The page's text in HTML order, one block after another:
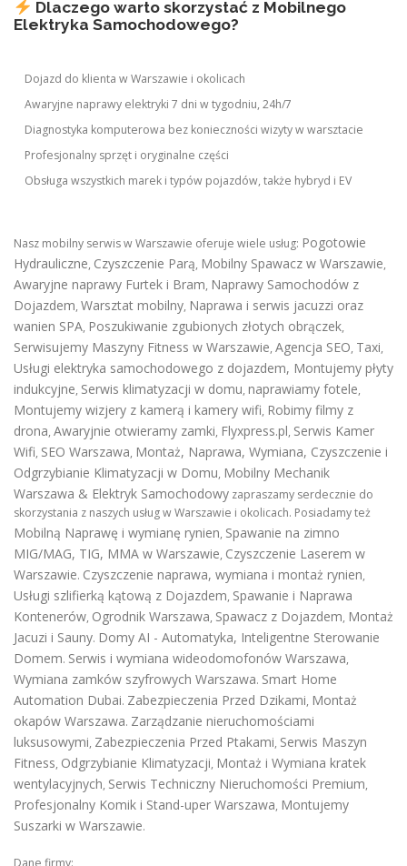
Dlaczego warto skorzystać z Mobilnego
Elektryka Samochodowego?
Dojazd do klienta w Warszawie i okolicach
Awaryjne naprawy elektryki 7 dni w tygodniu, 24h/7
Diagnostyka komputerowa bez konieczności wizyty w warsztacie
Profesjonalny sprzęt i oryginalne części
Obsługa wszystkich marek i typów pojazdów, także hybryd i EV
Nasz mobilny serwis w Warszawie oferuje wiele usług: Pogotowie
Hydrauliczne, Czyszczenie Parą, Mobilny Spawacz w Warszawie,
Awaryjne naprawy Furtek i Bram, Naprawy Samochodów z
Dojazdem, Warsztat mobilny, Naprawa i serwis jacuzzi oraz
wanien SPA, Poszukiwanie zgubionych złotych obrączek,
Serwisujemy Maszyny Fitness w Warszawie, Agencja SEO, Taxi,
Usługi elektryka samochodowego z dojazdem, Montujemy płyty
indukcyjne, Serwis klimatyzacji w domu, naprawiamy fotele,
Montujemy wizjery z kamerą i kamery wifi, Robimy filmy z
drona, Awaryjnie otwieramy zamki, Flyxpress.pl, Serwis Kamer
Wifi, SEO Warszawa, Montaż, Naprawa, Wymiana, Czyszczenie i
Odgrzybianie Klimatyzacji w Domu, Mobilny Mechanik
Warszawa & Elektryk Samochodowy zapraszamy serdecznie do
skorzystania z naszych usług w Warszawie i okolicach. Posiadamy też
Mobilną Naprawę i wymianę rynien, Spawanie na zimno
MIG/MAG, TIG, MMA w Warszawie, Czyszczenie Laserem w
Warszawie. Czyszczenie naprawa, wymiana i montaż rynien,
Usługi szlifierką kątową z Dojazdem, Spawanie i Naprawa
Kontenerów, Ogrodnik Warszawa, Spawacz z Dojazdem, Montaż
Jacuzi i Sauny. Domy AI - Automatyka, Inteligentne Sterowanie
Domem. Serwis i wymiana wideodomofonów Warszawa,
Wymiana zamków szyfrowych Warszawa. Smart Home
Automation Dubai. Zabezpieczenia Przed Dzikami, Montaż
okapów Warszawa. Zarządzanie nieruchomościami
luksusowymi, Zabezpieczenia Przed Ptakami, Serwis Maszyn
Fitness, Odgrzybianie Klimatyzacji, Montaż i Wymiana kratek
wentylacyjnych, Serwis Techniczny Nieruchomości Premium,
Profesjonalny Komik i Stand-uper Warszawa, Montujemy
Suszarki w Warszawie.